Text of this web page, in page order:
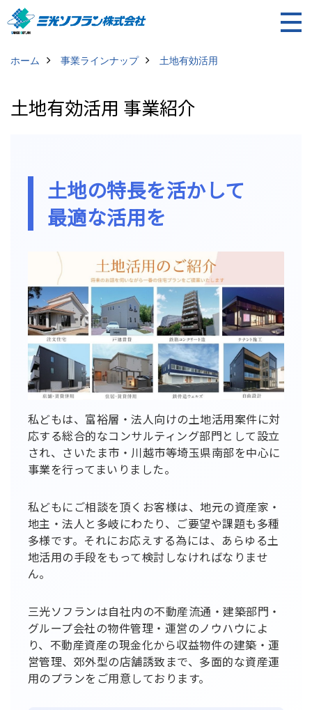
ホーム 事業ラインナップ 土地有効活用
土地有効活用 事業紹介
土地の特長を活かして
最適な活用を
私どもは、富裕層・法人向けの土地活用案件に対
応する総合的なコンサルティング部門として設立
され、さいたま市・川越市等埼玉県南部を中心に
事業を行ってまいりました。
私どもにご相談を頂くお客様は、地元の資産家・
地主・法人と多岐にわたり、ご要望や課題も多種
多様です。それにお応えする為には、あらゆる土
地活用の手段をもって検討しなければなりませ
ん。
三光ソフランは自社内の不動産流通・建築部門・
グループ会社の物件管理・運営のノウハウによ
り、不動産資産の現金化から収益物件の建築・運
営管理、郊外型の店舗誘致まで、多面的な資産運
用のプランをご用意しております。